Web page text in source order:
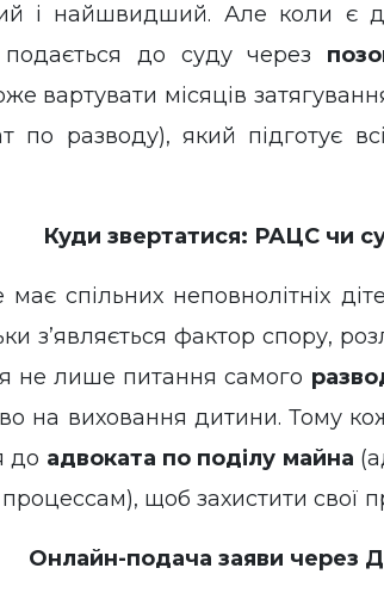
і найшвидший. Але коли є
до суду через
вартувати місяців
по разводу), який підготує
Куди звертатися: РАЦС чи
спільних неповнолітніх
з’являється фактор спору,
не лише питання самого
на виховання дитини. Тому
до адвоката по поділу майна
щоб захистити свої
Онлайн-подача заяви через